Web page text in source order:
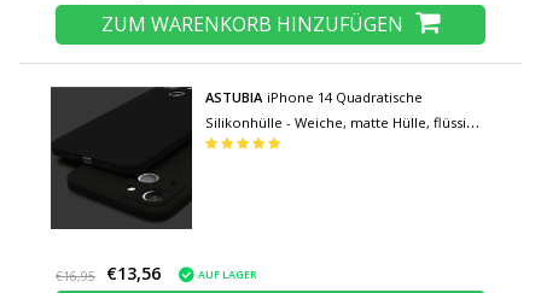
ZUM WARENKORB HINZUFÜGEN
ASTUBIA iPhone 14 Quadratische
Silikonhülle - Weiche, matte Hülle, flüssige
Hülle, schwarz
€16,95 €13,56 AUF LAGER